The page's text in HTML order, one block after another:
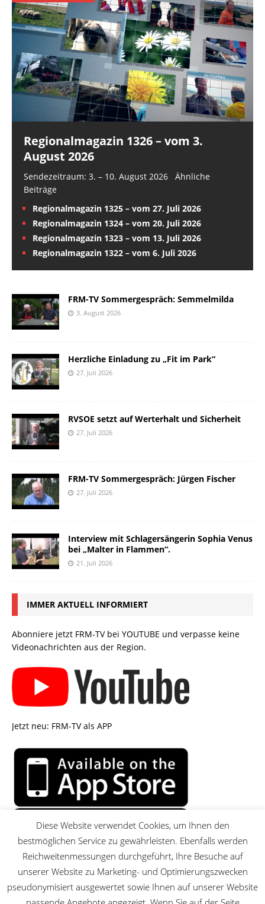
Regionalmagazin 1326 – vom 3.
August 2026
Sendezeitraum: 3. – 10. August 2026 Ähnliche
Beiträge
Regionalmagazin 1325 – vom 27. Juli 2026
Regionalmagazin 1324 – vom 20. Juli 2026
Regionalmagazin 1323 – vom 13. Juli 2026
Regionalmagazin 1322 – vom 6. Juli 2026
FRM-TV Sommergespräch: Semmelmilda
3. August 2026
Herzliche Einladung zu „Fit im Park“
27. Juli 2026
RVSOE setzt auf Werterhalt und Sicherheit
27. Juli 2026
FRM-TV Sommergespräch: Jürgen Fischer
27. Juli 2026
Interview mit Schlagersängerin Sophia Venus
bei „Malter in Flammen“.
21. Juli 2026
IMMER AKTUELL INFORMIERT
Abonniere jetzt FRM-TV bei YOUTUBE und verpasse keine
Videonachrichten aus der Region.
Jetzt neu: FRM-TV als APP
Diese Website verwendet Cookies, um Ihnen den
bestmöglichen Service zu gewährleisten. Ebenfalls werden
Reichweitenmessungen durchgeführt, Ihre Besuche auf
unserer Website zu Marketing- und Optimierungszwecken
pseudonymisiert ausgewertet sowie Ihnen auf unserer Website